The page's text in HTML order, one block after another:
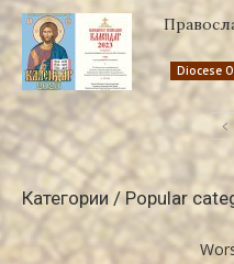
Diocese
Категории / Popular